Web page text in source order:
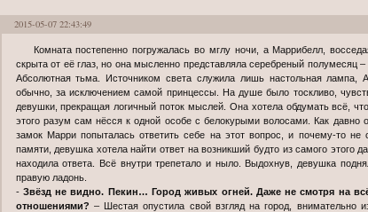
2015-05-07 22:43:49
Комната постепенно погружалась во мглу ночи, а Маррибелл, восседая в кресле, созерцала темноту неба. Луна была
скрыта от её глаз, но она мысленно представляла серебреный полумесяц
Абсолютная тьма. Источником света служила лишь настольная лампа,
обычно, за исключением самой принцессы. На душе было тоскливо,
девушки, прекращая логичный поток мыслей. Она хотела обдумать всё,
этого разум сам нёсся к одной особе с белокурыми волосами. Как
замок Марри попыталась ответить себе на этот вопрос, и почему-то
памяти, девушка хотела найти ответ на возникший будто из самого этого
находила ответа. Всё внутри трепетало и ныло. Выдохнув, девушка
правую ладонь.
- Звёзд не видно. Пекин… Город живых огней. Даже не смотря на
отношениями? – Шестая опустила свой взгляд на город, внимательно